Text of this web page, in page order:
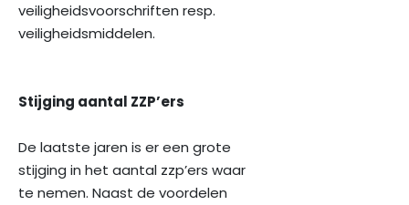
veiligheidsvoorschriften resp.
veiligheidsmiddelen.
Stijging aantal ZZP’ers
De laatste jaren is er een grote
stijging in het aantal zzp’ers waar
te nemen. Naast de voordelen